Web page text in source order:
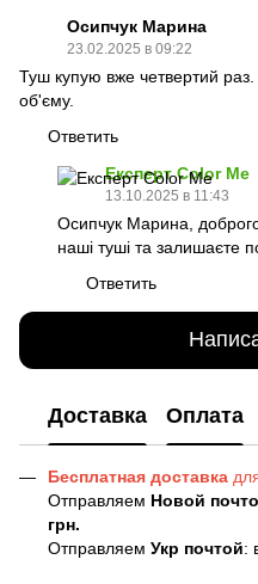
Осипчук Марина
23.02.2025 в 09:22
Туш купую вже четвертий раз.
об'єму.
Ответить
Експерт Color Me
13.10.2025 в 11:43
Осипчук Марина,
наші туші та залишаєте
Ответить
Доставка Оплата
Бесплатная доставка
Отправляем Новой
грн.
Отправляем Укр почтой: